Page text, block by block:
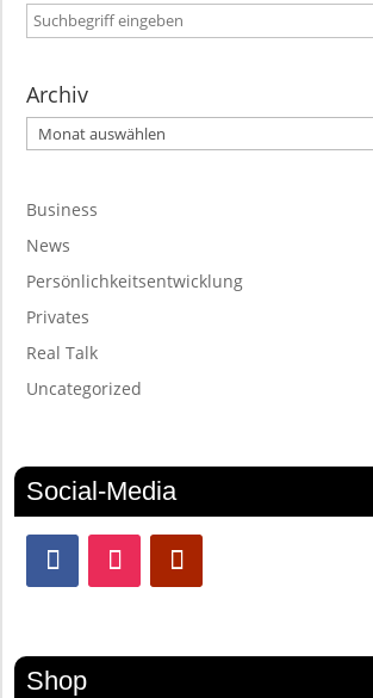
Archiv
Archiv
Business
News
Persönlichkeitsentwicklung
Privates
Real Talk
Uncategorized
Social-Media
Shop